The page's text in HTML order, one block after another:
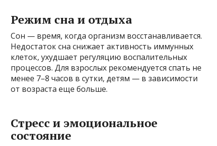
Режим сна и отдыха
Сон — время, когда организм восстанавливается.
Недостаток сна снижает активность иммунных
клеток, ухудшает регуляцию воспалительных
процессов. Для взрослых рекомендуется спать не
менее 7–8 часов в сутки, детям — в зависимости
от возраста еще больше.
Стресс и эмоциональное
состояние